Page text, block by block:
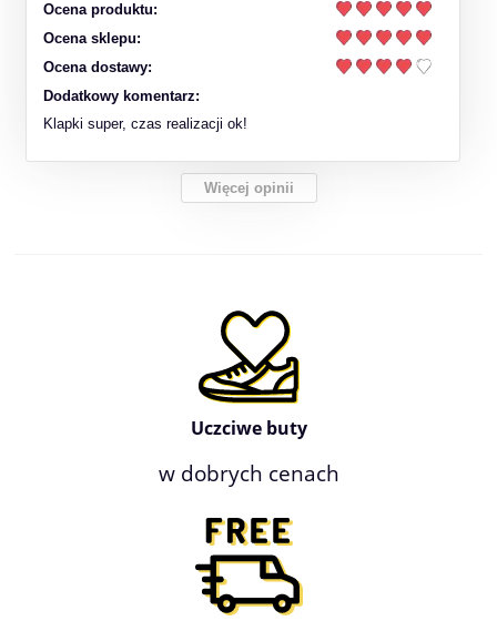
Ocena produktu:
Ocena sklepu:
Ocena dostawy:
Dodatkowy komentarz:
Klapki super, czas realizacji ok!
Więcej opinii
Uczciwe buty
w dobrych cenach